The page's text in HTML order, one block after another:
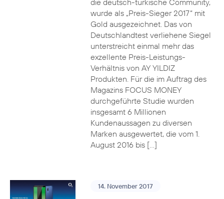
die deutsch-türkische Community,
wurde als „Preis-Sieger 2017“ mit
Gold ausgezeichnet. Das von
Deutschlandtest verliehene Siegel
unterstreicht einmal mehr das
exzellente Preis-Leistungs-
Verhältnis von AY YILDIZ
Produkten. Für die im Auftrag des
Magazins FOCUS MONEY
durchgeführte Studie wurden
insgesamt 6 Millionen
Kundenaussagen zu diversen
Marken ausgewertet, die vom 1.
August 2016 bis […]
14. November 2017